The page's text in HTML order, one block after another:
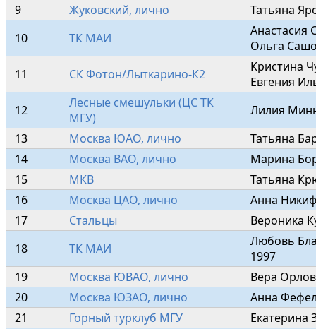
9
Жуковский, лично
Татьяна
10
ТК МАИ
Анастасия
Ольга
11
СК Фотон/Лыткарино-К2
Кристина
Евгения
12
Лесные смешульки (ЦС ТК
МГУ)
Лилия
13
Москва ЮАО, лично
Татьяна
14
Москва ВАО, лично
Марина
15
МКВ
Татьяна
16
Москва ЦАО, лично
Анна
17
Стальцы
Вероника
18
ТК МАИ
Любовь
1997
19
Москва ЮВАО, лично
Вера
20
Москва ЮЗАО, лично
Анна
21
Горный турклуб МГУ Екатерина